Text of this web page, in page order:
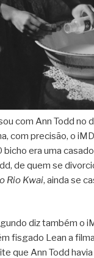
com Ann Todd no
com precisão, o
bicho era uma
de quem se
Rio Kwai, ainda se
diz também o
fisgado Lean a
que Ann Todd